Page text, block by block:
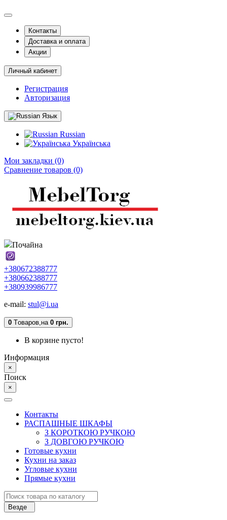
Контакты
Доставка и оплата
Акции
Личный кабинет
Регистрация
Авторизация
Язык
Russian
Українська
Мои закладки (0)
Сравнение товаров (0)
Почайна
+380672388777
+380662388777
+380939986777
e-mail: stul@i.ua
0 Tоваров,на 0 грн.
В корзине пусто!
Информация
×
Поиск
×
Контакты
РАСПАШНЫЕ ШКАФЫ
З КОРОТКОЮ РУЧКОЮ
З ДОВГОЮ РУЧКОЮ
Готовые кухни
Кухни на заказ
Угловые кухни
Прямые кухни
Везде